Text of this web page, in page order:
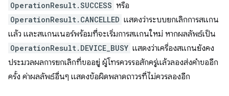
OperationResult.SUCCESS หรือ
OperationResult.CANCELLED แสดงว่าระบบยกเลิกการสแกน
แล้ว และสแกนเนอร์พร้อมที่จะเริ่มการสแกนใหม่ หากผลลัพธ์เป็น
OperationResult.DEVICE_BUSY แสดงว่าเครื่องสแกนยังคง
ประมวลผลการยกเลิกที่ขออยู่ ผู้โทรควรรอสักครู่แล้วลองส่งคำขออีก
ครั้ง ค่าผลลัพธ์อื่นๆ แสดงข้อผิดพลาดถาวรที่ไม่ควรลองอีก